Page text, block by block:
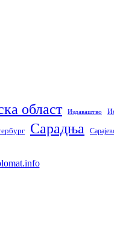
област Издаваштво
Сарадња